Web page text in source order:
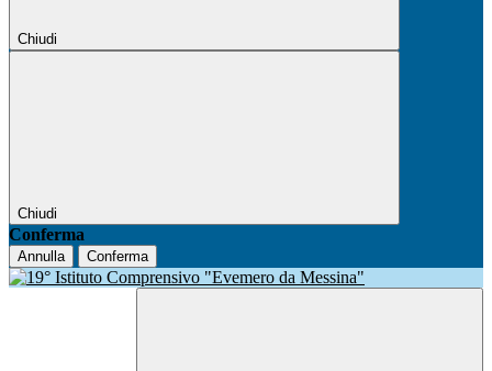
Chiudi
Chiudi
Conferma
Annulla Conferma